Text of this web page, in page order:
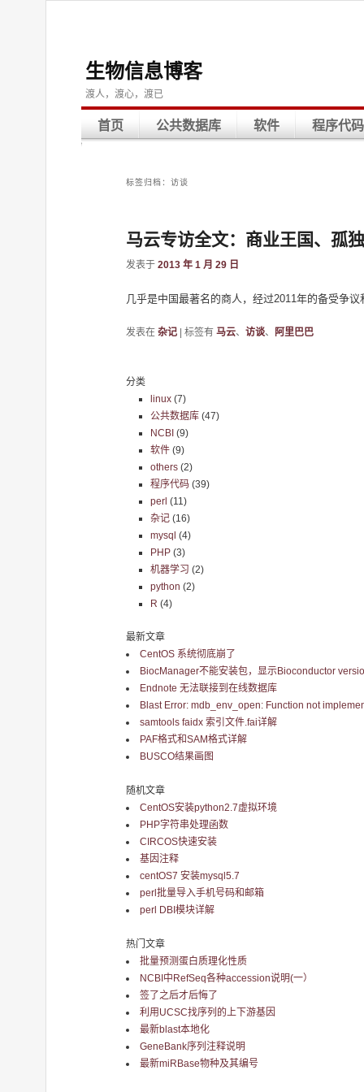
生物信息博客
渡人，渡心，渡已
首页 公共数据库 软件 程序代码
标签归档： 访谈
马云专访全文：商业王国、孤
发表于 2013 年 1 月 29 日
几乎是中国最著名的商人，经过2011年的备受争
发表在 杂记 标签有 马云、 访谈、 阿里巴巴
分类
linux(7)
公共数据库(47)
NCBI (9)
软件(9)
others(2)
程序代码(39)
perl (11)
杂记(16)
mysql (4)
PHP(3)
机器学习 (2)
python (2)
R (4)
最新文章
CentOS 系统彻底崩了
BiocManager不能安装包，显示Bioconductor
Endnote 无法联接到在线数据库
Blast Error: mdb_env_open: Function not
samtools faidx 索引文件.fai详解
PAF格式和SAM格式详解
BUSCO结果画图
随机文章
CentOS安装python2.7虚拟环境
PHP字符串处理函数
CIRCOS快速安装
基因注释
centOS7 安装mysql5.7
perl批量导入手机号码和邮箱
perl DBI模块详解
热门文章
批量预测蛋白质理化性质
NCBI中RefSeq各种accession说明(一）
签了之后才后悔了
利用UCSC找序列的上下游基因
最新blast本地化
GeneBank序列注释说明
最新miRBase物种及其编号